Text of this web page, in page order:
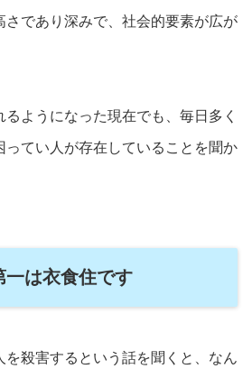
さであり深みで、社会的要素が広が
るようになった現在でも、毎日多く
ってい人が存在していることを聞か
一は衣食住です
を殺害するという話を聞くと、なん